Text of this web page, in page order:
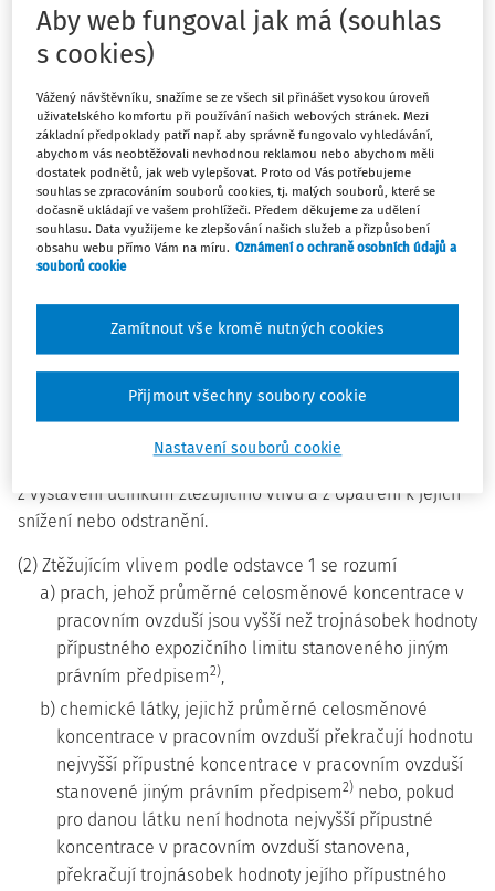
zákoník práce, ve znění zákona č. 230/2024 Sb.:
§ 1
Úvodní ustanovení
Toto nařízení vymezuje ztížené pracovní prostředí pro
účely odměňování, stanoví výši příplatku ke mzdě za práci
ve ztíženém pracovním prostředí a podmínky pro jeho
poskytování.
§ 2
Ztížené pracovní prostředí
(1) Ztíženým pracovním prostředím pro účely poskytování
příplatku podle zákoníku práce
je prostředí, ve kterém je
z vystavení účinkům ztěžujícího vlivu a z opatření k jejich
snížení nebo odstranění.
(2) Ztěžujícím vlivem podle odstavce 1 se rozumí
a) prach, jehož průměrné celosměnové koncentrace v
pracovním ovzduší jsou vyšší než trojnásobek hodnoty
přípustného expozičního limitu stanoveného jiným
právním předpisem2),
b) chemické látky, jejichž průměrné celosměnové
koncentrace v pracovním ovzduší překračují hodnotu
nejvyšší přípustné koncentrace v pracovním ovzduší
stanovené jiným právním předpisem2) nebo, pokud
pro danou látku není hodnota nejvyšší přípustné
koncentrace v pracovním ovzduší stanovena,
překračují trojnásobek hodnoty jejího přípustného
Aby web fungoval jak má (souhlas
s cookies)
Vážený návštěvníku, snažíme se ze všech sil přinášet vysokou úroveň
uživatelského komfortu při používání našich webových stránek. Mezi
základní předpoklady patří např. aby správně fungovalo vyhledávání,
abychom vás neobtěžovali nevhodnou reklamou nebo abychom měli
dostatek podnětů, jak web vylepšovat. Proto od Vás potřebujeme
souhlas se zpracováním souborů cookies, tj. malých souborů, které se
dočasně ukládají ve vašem prohlížeči. Předem děkujeme za udělení
souhlasu. Data využijeme ke zlepšování našich služeb a přizpůsobení
obsahu webu přímo Vám na míru. Oznámení o ochraně osobních údajů a
souborů cookie
Nastavení souborů cookie
Zamítnout vše kromě nutných cookies
Přijmout všechny soubory cookie